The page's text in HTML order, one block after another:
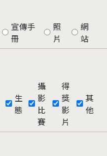
宣傳手
冊
照
片
網
站
生
態
攝
影
比
賽
得
獎
影
片
其
他